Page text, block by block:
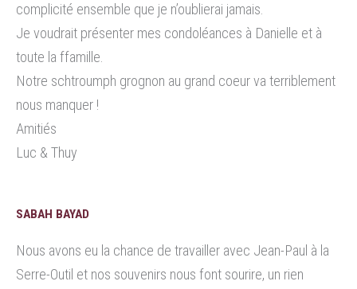
complicité ensemble que je n’oublierai jamais.
Je voudrait présenter mes condoléances à Danielle et à
toute la ffamille.
Notre schtroumph grognon au grand coeur va terriblement
nous manquer !
Amitiés
Luc & Thuy
SABAH BAYAD
Nous avons eu la chance de travailler avec Jean-Paul à la
Serre-Outil et nos souvenirs nous font sourire, un rien